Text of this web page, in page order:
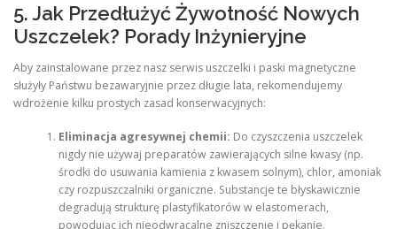
5. Jak Przedłużyć Żywotność Nowych
Uszczelek? Porady Inżynieryjne
Aby zainstalowane przez nasz serwis uszczelki i paski magnetyczne
służyły Państwu bezawaryjnie przez długie lata, rekomendujemy
wdrożenie kilku prostych zasad konserwacyjnych:
Eliminacja agresywnej chemii: Do czyszczenia uszczelek
nigdy nie używaj preparatów zawierających silne kwasy (np.
środki do usuwania kamienia z kwasem solnym), chlor, amoniak
czy rozpuszczalniki organiczne. Substancje te błyskawicznie
degradują strukturę plastyfikatorów w elastomerach,
powodując ich nieodwracalne zniszczenie i pękanie.